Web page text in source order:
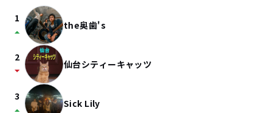
1
arrow_drop_up the奥歯's
2
arrow_drop_down 仙台シティーキャッツ
3
Sick Lily